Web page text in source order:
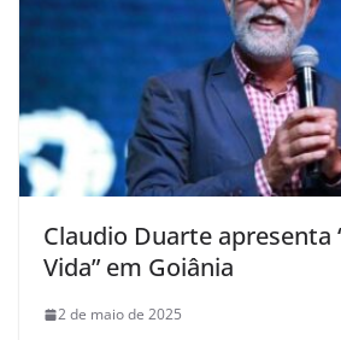
Claudio Duarte apresenta
Vida” em Goiânia
2 de maio de 2025